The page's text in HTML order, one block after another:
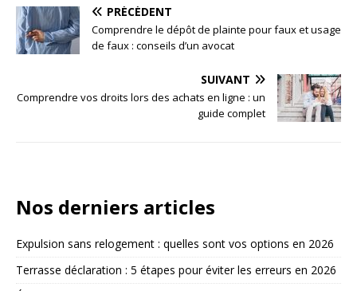
PRÉCÉDENT
Comprendre le dépôt de plainte pour faux et usage
de faux : conseils d’un avocat
SUIVANT
Comprendre vos droits lors des achats en ligne : un
guide complet
Nos derniers articles
Expulsion sans relogement : quelles sont vos options en 2026
Terrasse déclaration : 5 étapes pour éviter les erreurs en 2026